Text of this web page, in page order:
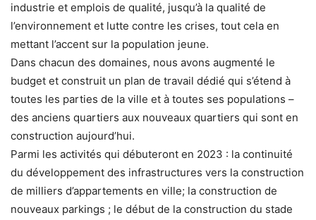
industrie et emplois de qualité, jusqu’à la qualité de
l’environnement et lutte contre les crises, tout cela en
mettant l’accent sur la population jeune.
Dans chacun des domaines, nous avons augmenté le
budget et construit un plan de travail dédié qui s’étend à
toutes les parties de la ville et à toutes ses populations –
des anciens quartiers aux nouveaux quartiers qui sont en
construction aujourd’hui.
Parmi les activités qui débuteront en 2023 : la continuité
du développement des infrastructures vers la construction
de milliers d’appartements en ville; la construction de
nouveaux parkings ; le début de la construction du stade